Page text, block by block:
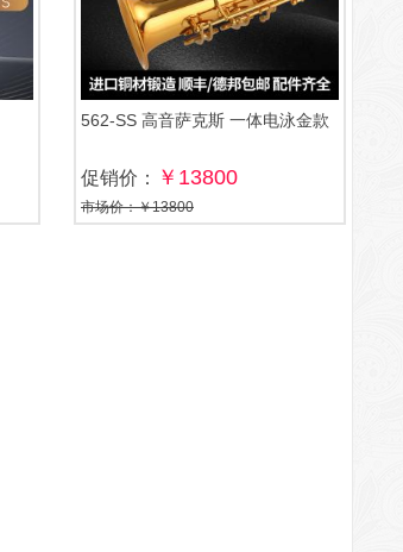
562-SS 高音萨克斯 一体电泳金款
促销价： ￥13800
市场价：￥13800